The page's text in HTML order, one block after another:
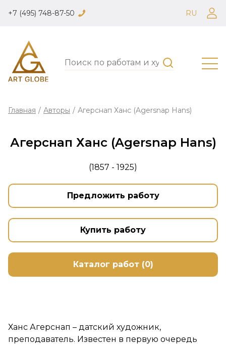
+7 (495) 748-87-50 RU
Главная / Авторы / Агерснап Ханс (Agersnap Hans)
Агерснап Ханс (Agersnap Hans)
(1857 - 1925)
Предложить работу
Купить работу
Каталог работ (0)
Ханс Агерснап – датский художник,
преподаватель. Известен в первую очередь